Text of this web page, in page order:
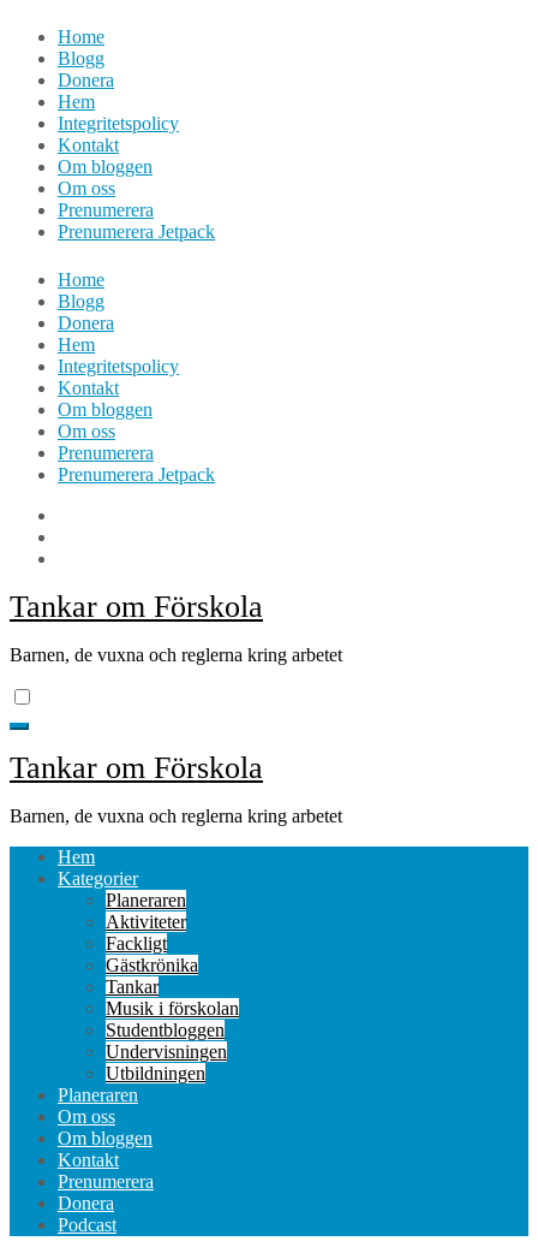
Hoppa
innehåll
Home
Blogg
Donera
Hem
Integritetspolicy
Kontakt
Om bloggen
Om oss
Prenumerera
Prenumerera Jetpack
Home
Blogg
Donera
Hem
Integritetspolicy
Kontakt
Om bloggen
Om oss
Prenumerera
Prenumerera Jetpack
Tankar om Förskola
Barnen, de vuxna och reglerna kring arbetet
Tankar om Förskola
Barnen, de vuxna och reglerna kring arbetet
Hem
Kategorier
Planeraren
Aktiviteter
Fackligt
Gästkrönika
Tankar
Musik i förskolan
Studentbloggen
Undervisningen
Utbildningen
Planeraren
Om oss
Om bloggen
Kontakt
Prenumerera
Donera
Podcast